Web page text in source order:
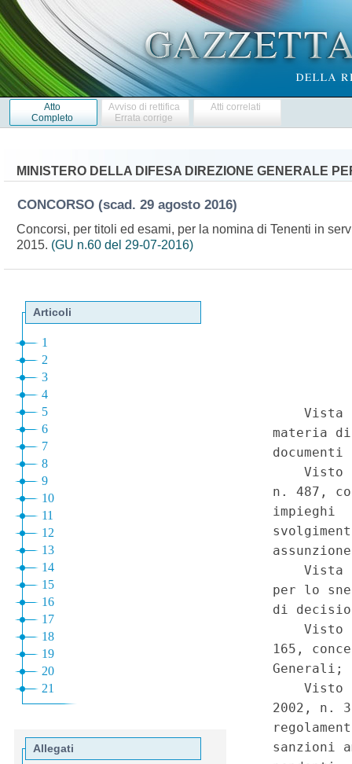
Atto
Completo
Avviso di rettifica
Errata corrige
Atti correlati
MINISTERO DELLA DIFESA DIREZIONE GENERALE
CONCORSO (scad. 29 agosto 2016)
Concorsi, per titoli ed esami, per la nomina di Tenenti in
2015. (GU n.60 del 29-07-2016)